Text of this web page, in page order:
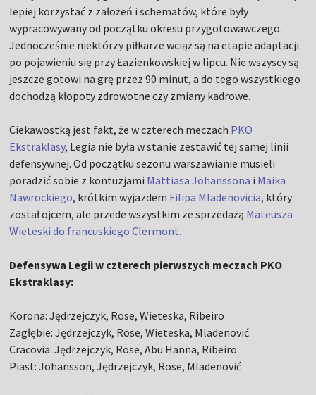
lepiej korzystać z założeń i schematów, które były
wypracowywany od początku okresu przygotowawczego.
Jednocześnie niektórzy piłkarze wciąż są na etapie adaptacji
po pojawieniu się przy Łazienkowskiej w lipcu. Nie wszyscy są
jeszcze gotowi na grę przez 90 minut, a do tego wszystkiego
dochodzą kłopoty zdrowotne czy zmiany kadrowe.
Ciekawostką jest fakt, że w czterech meczach PKO
Ekstraklasy, Legia nie była w stanie zestawić tej samej linii
defensywnej. Od początku sezonu warszawianie musieli
poradzić sobie z kontuzjami Mattiasa Johanssona i Maika
Nawrockiego, krótkim wyjazdem Filipa Mladenovicia, który
został ojcem, ale przede wszystkim ze sprzedażą Mateusza
Wieteski do francuskiego Clermont.
Defensywa Legii w czterech pierwszych meczach PKO
Ekstraklasy:
Korona: Jędrzejczyk, Rose, Wieteska, Ribeiro
Zagłębie: Jędrzejczyk, Rose, Wieteska, Mladenović
Cracovia: Jędrzejczyk, Rose, Abu Hanna, Ribeiro
Piast: Johansson, Jędrzejczyk, Rose, Mladenović